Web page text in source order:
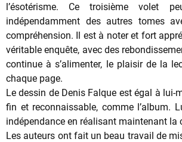
l’ésotérisme. Ce troisième volet
indépendamment des autres tomes
compréhension. Il est à noter et fort
véritable enquête, avec des
continue à s’alimenter, le plaisir de la
chaque page.
Le dessin de Denis Falque est égal à lui-
fin et reconnaissable, comme l’album.
indépendance en réalisant maintenant la
Les auteurs ont fait un beau travail de